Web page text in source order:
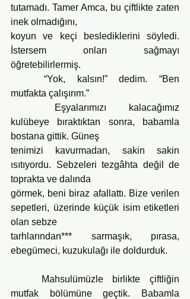
tutamadı. Tamer Amca, bu çiftlikte zaten
inek olmadığını,
koyun ve keçi beslediklerini söyledi.
İstersem onları sağmayı
öğretebilirlermiş.
mutfakta çalışırım.”
kulübeye bıraktıktan sonra, babamla
bostana gittik. Güneş
tenimizi kavurmadan, sakin sakin
ısıtıyordu. Sebzeleri tezgâhta değil de
toprakta ve dalında
görmek, beni biraz afallattı. Bize verilen
sepetleri, üzerinde küçük isim etiketleri
olan sebze
tarhlarından*** sarmaşık, pırasa,
ebegümeci, kuzukulağı ile doldurduk.
mutfak bölümüne geçtik. Babamla